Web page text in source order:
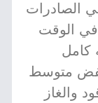
الصادرات
في الوقت
كامل
متوسط
والغاز